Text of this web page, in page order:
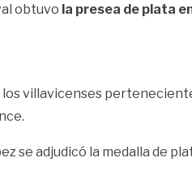
obtuvo la presea de plata
los villavicenses
se adjudicó la medalla de